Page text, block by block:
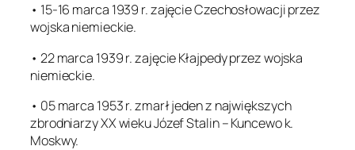
• 15-16 marca 1939 r. zajęcie Czechosłowacji przez
wojska niemieckie.
• 22 marca 1939 r. zajęcie Kłajpedy przez wojska
niemieckie.
• 05 marca 1953 r. zmarł jeden z największych
zbrodniarzy XX wieku Józef Stalin – Kuncewo k.
Moskwy.